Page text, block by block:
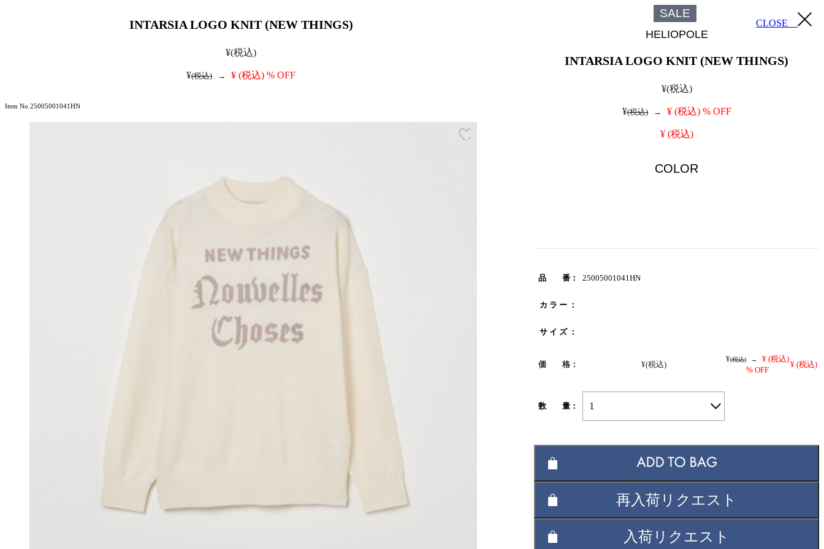
INTARSIA LOGO KNIT (NEW THINGS)
¥(税込)
¥(税込) → ¥ (税込) % OFF
Item No.25005001041HN
SALE
HELIOPOLE
INTARSIA LOGO KNIT (NEW THINGS)
¥(税込)
¥(税込) → ¥ (税込) % OFF
¥ (税込)
COLOR
品 番： 25005001041HN
カ ラ ー ：
サ イ ズ ：
価 格： ¥(税込)
¥(税込) → ¥ (税込)
% OFF
¥ (税込)
数 量： 1
再入荷リクエスト
入荷リクエスト
CLOSE